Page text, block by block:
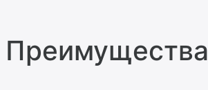
Преимущества